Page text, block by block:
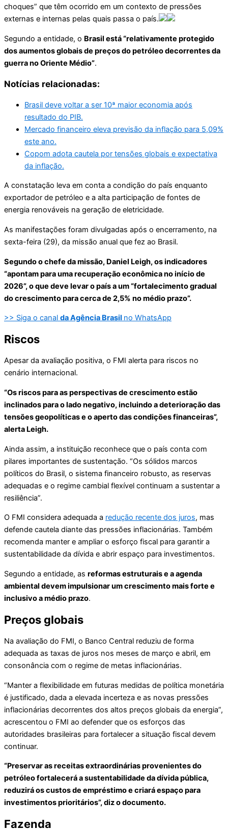
choques” que têm ocorrido em um contexto de pressões
externas e internas pelas quais passa o país.
Segundo a entidade, o Brasil está “relativamente protegido
dos aumentos globais de preços do petróleo decorrentes da
guerra no Oriente Médio”.
Notícias relacionadas:
Brasil deve voltar a ser 10ª maior economia após
resultado do PIB.
Mercado financeiro eleva previsão da inflação para 5,09%
este ano.
Copom adota cautela por tensões globais e expectativa
da inflação.
A constatação leva em conta a condição do país enquanto
exportador de petróleo e a alta participação de fontes de
energia renováveis na geração de eletricidade.
As manifestações foram divulgadas após o encerramento, na
sexta-feira (29), da missão anual que fez ao Brasil.
Segundo o chefe da missão, Daniel Leigh, os indicadores
“apontam para uma recuperação econômica no início de
2026”, o que deve levar o país a um “fortalecimento gradual
do crescimento para cerca de 2,5% no médio prazo”.
>> Siga o canal da Agência Brasil no WhatsApp
Riscos
Apesar da avaliação positiva, o FMI alerta para riscos no
cenário internacional.
“Os riscos para as perspectivas de crescimento estão
inclinados para o lado negativo, incluindo a deterioração das
tensões geopolíticas e o aperto das condições financeiras”,
alerta Leigh.
Ainda assim, a instituição reconhece que o país conta com
pilares importantes de sustentação. “Os sólidos marcos
políticos do Brasil, o sistema financeiro robusto, as reservas
adequadas e o regime cambial flexível continuam a sustentar a
resiliência”.
O FMI considera adequada a redução recente dos juros, mas
defende cautela diante das pressões inflacionárias. Também
recomenda manter e ampliar o esforço fiscal para garantir a
sustentabilidade da dívida e abrir espaço para investimentos.
Segundo a entidade, as reformas estruturais e a agenda
ambiental devem impulsionar um crescimento mais forte e
inclusivo a médio prazo.
Preços globais
Na avaliação do FMI, o Banco Central reduziu de forma
adequada as taxas de juros nos meses de março e abril, em
consonância com o regime de metas inflacionárias.
“Manter a flexibilidade em futuras medidas de política monetária
é justificado, dada a elevada incerteza e as novas pressões
inflacionárias decorrentes dos altos preços globais da energia”,
acrescentou o FMI ao defender que os esforços das
autoridades brasileiras para fortalecer a situação fiscal devem
continuar.
“Preservar as receitas extraordinárias provenientes do
petróleo fortalecerá a sustentabilidade da dívida pública,
reduzirá os custos de empréstimo e criará espaço para
investimentos prioritários”, diz o documento.
Fazenda